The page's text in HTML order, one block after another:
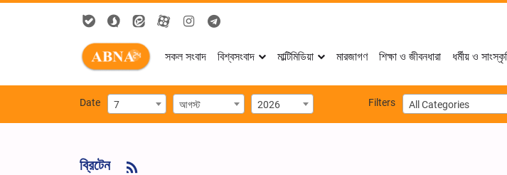
সকল সংবাদ বিশ্বসংবাদ মাল্টিমিডিয়া মারজাগণ শিক্ষা ও জীবনধারা ধর্মীয় ও
Date 7 আগস্ট 2026 Filters All Categories
ব্রিটেন